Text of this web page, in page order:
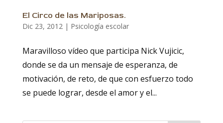
El Circo de las Mariposas.
Dic 23, 2012 | Psicología escolar
Maravilloso vídeo que participa Nick Vujicic,
donde se da un mensaje de esperanza, de
motivación, de reto, de que con esfuerzo todo
se puede lograr, desde el amor y el...